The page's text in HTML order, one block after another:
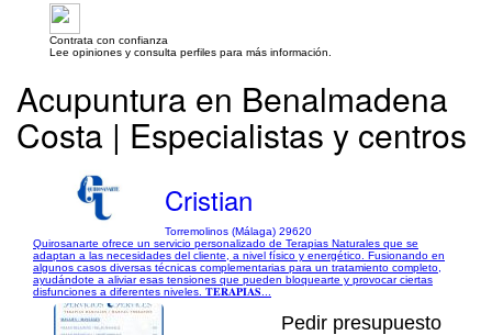
Contrata con confianza
Lee opiniones y consulta perfiles para más información.
Acupuntura en Benalmadena
Costa | Especialistas y centros
Cristian
Torremolinos (Málaga) 29620
Quirosanarte ofrece un servicio personalizado de Terapias Naturales que se
adaptan a las necesidades del cliente, a nivel físico y energético. Fusionando en
algunos casos diversas técnicas complementarias para un tratamiento completo,
ayudándote a aliviar esas tensiones que pueden bloquearte y provocar ciertas
disfunciones a diferentes niveles. 𝐓𝐄𝐑𝐀𝐏𝐈𝐀𝐒...
Pedir presupuesto